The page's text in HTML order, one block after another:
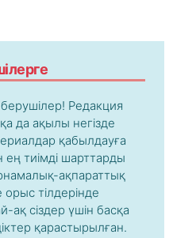
Редакция
да ақылы негізде
қабылдауға
ең тиімді шарттарды
ақпараттық
тілдерінде
ақ сіздер үшін басқа
қарастырылған.